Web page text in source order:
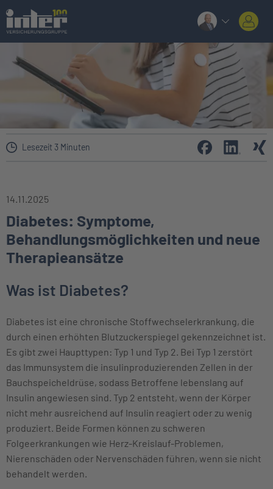
Lesezeit 3 Minuten
14.11.2025
Diabetes: Symptome,
Behandlungsmöglichkeiten und neue
Therapieansätze
Was ist Diabetes?
Diabetes ist eine chronische Stoffwechselerkrankung, die
durch einen erhöhten Blutzuckerspiegel gekennzeichnet ist.
Es gibt zwei Haupttypen: Typ 1 und Typ 2. Bei Typ 1 zerstört
das Immunsystem die insulinproduzierenden Zellen in der
Bauchspeicheldrüse, sodass Betroffene lebenslang auf
Insulin angewiesen sind. Typ 2 entsteht, wenn der Körper
nicht mehr ausreichend auf Insulin reagiert oder zu wenig
produziert. Beide Formen können zu schweren
Folgeerkrankungen wie Herz-Kreislauf-Problemen,
Nierenschäden oder Nervenschäden führen, wenn sie nicht
behandelt werden.